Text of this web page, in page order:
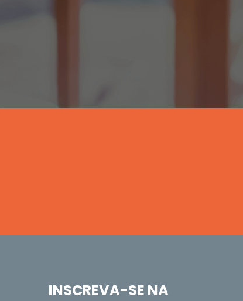
INSCREVA-SE NA